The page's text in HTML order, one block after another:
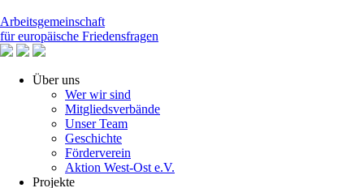
Arbeitsgemeinschaft
für europäische Friedensfragen
Über uns
Wer wir sind
Mitgliedsverbände
Unser Team
Geschichte
Förderverein
Aktion West-Ost e.V.
Projekte